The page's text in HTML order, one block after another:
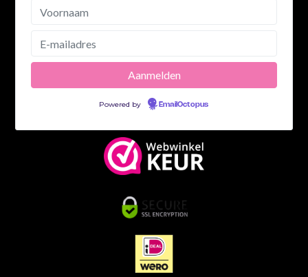
Powered by EmailOctopus